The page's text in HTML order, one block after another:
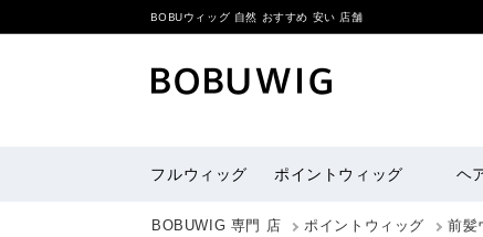
BOBUウィッグ 自然 おすすめ 安い 店舗
フルウィッグ ポイントウィッグ ヘ
BOBUWIG 専門 店 ポイントウィッグ 前髪